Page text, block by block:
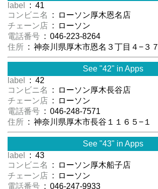
label
: 41
コンビニ名
: ローソン厚木恩名店
チェーン店 : ローソン
電話番号 : 046-223-8264
住所 : 神奈川県厚木市恩名３丁目４−３７
See "42" in Apps
label
: 42
コンビニ名
: ローソン厚木長谷店
チェーン店 : ローソン
電話番号 : 046-248-7571
住所 : 神奈川県厚木市長谷１１６５−１
See "43" in Apps
label
: 43
コンビニ名
: ローソン厚木船子店
チェーン店 : ローソン
電話番号 : 046-247-9933